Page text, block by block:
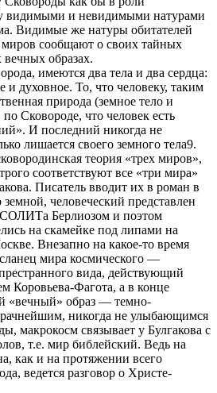
видимыми и невидимыми натурами
Видимые же натуры обитателей
миров сообщают о своих тайных
образах.
имеются два тела и два сердца:
и духовное. То, что человеку, таким
природа (земное тело и
Сковороде, что человек есть
И последний никогда не
лишается своего земного тела9.
теория «трех миров»,
соответствуют все «три мира»
Писатель вводит их в роман в
человеческий представлен
Берлиозом и поэтом
на скамейке под липами на
Внезапно на какое-то время
мира космического —
вида, действующий
Коровьева-Фагота, а в конце
«вечный» образ — темно-
никогда не улыбающимся
макрокосм связывает у Булгакова с
т.е. мир библейский. Ведь на
как и на протяжении всего
ведется разговор о Христе-